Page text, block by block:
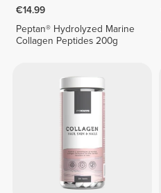
€14.99
Peptan® Hydrolyzed Marine
Collagen Peptides 200g